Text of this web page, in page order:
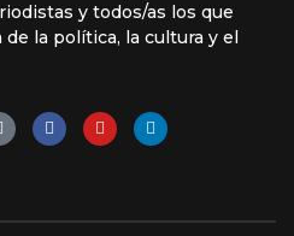
y todos/as los que
la política, la cultura y el